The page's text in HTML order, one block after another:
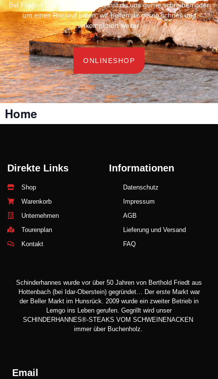
Bei Fragen und Anregungen kannst du uns gerne schreiben oder
um einen Rückruf bitten, wir helfen dir gerne schnell und
unkompliziert weiter.
ONLINESHOP
Home
Direkte Links
Shop
Warenkorb
Unternehmen
Tourenplan
Kontakt
Informationen
Datenschutz
Impressum
AGB
Lieferung und Versand
FAQ
Schinderhannes wurde vor über 50 Jahren von Berthold Friedt aus
Hottenbach (bei Idar-Oberstein) gegründet… Der erste Markt war
der Beller Markt im Hunsrück. 2009 wurde ein zweiter Betrieb in
Lemgo ins Leben gerufen. Gegrillt wird unser
SCHINDERHANNES®-STEAKS VOM SCHWEINENACKEN
immer über Buchenholz.
Email